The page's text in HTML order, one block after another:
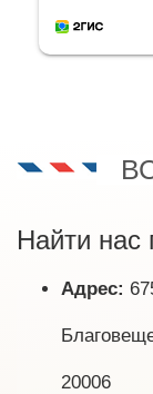
Найти нас
Адрес:
20006